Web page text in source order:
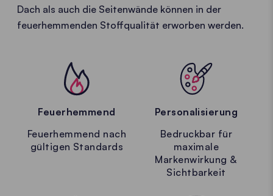
Dach als auch die Seitenwände können in der
feuerhemmenden Stoffqualität erworben werden.
Feuerhemmend
Feuerhemmend nach
gültigen Standards
Personalisierung
Bedruckbar für
maximale
Markenwirkung &
Sichtbarkeit